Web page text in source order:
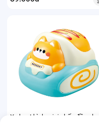
Xe hoạt hình mini nhấn đầu chạy